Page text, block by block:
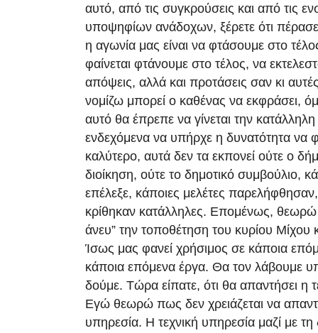
αυτό, από τις συγκρούσεις και από τις
υποψηφίων ανάδοχων, ξέρετε ότι
η αγωνία μας είναι να φτάσουμε στο
φαίνεται φτάνουμε στο τέλος, να
απόψεις, αλλά και προτάσεις σαν κι
νομίζω μπορεί ο καθένας να εκφράσει,
αυτό θα έπρεπε να γίνεται την κατάλληλη
ενδεχόμενα να υπήρχε η δυνατότητα να
καλύτερο, αυτά δεν τα εκπονεί ούτε ο
διοίκηση, ούτε το δημοτικό συμβούλιο,
επέλεξε, κάποιες μελέτες παρελήφθησαν,
κρίθηκαν κατάλληλες. Επομένως,
άνευ” την τοποθέτηση του κυρίου Μίχου
Ίσως μας φανεί χρήσιμος σε κάποια
κάποια επόμενα έργα. Θα τον λάβουμε
δούμε. Τώρα είπατε, ότι θα απαντήσει η
Εγώ θεωρώ πως δεν χρειάζεται να
υπηρεσία. Η τεχνική υπηρεσία μαζί με τη